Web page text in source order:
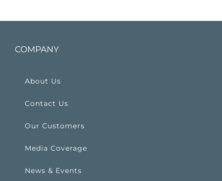
COMPANY
About Us
Contact Us
Our Customers
Media Coverage
News & Events